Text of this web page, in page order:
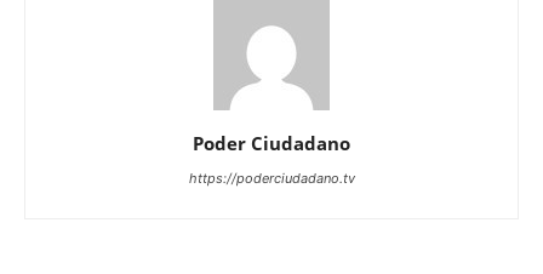
Poder Ciudadano
https://poderciudadano.tv